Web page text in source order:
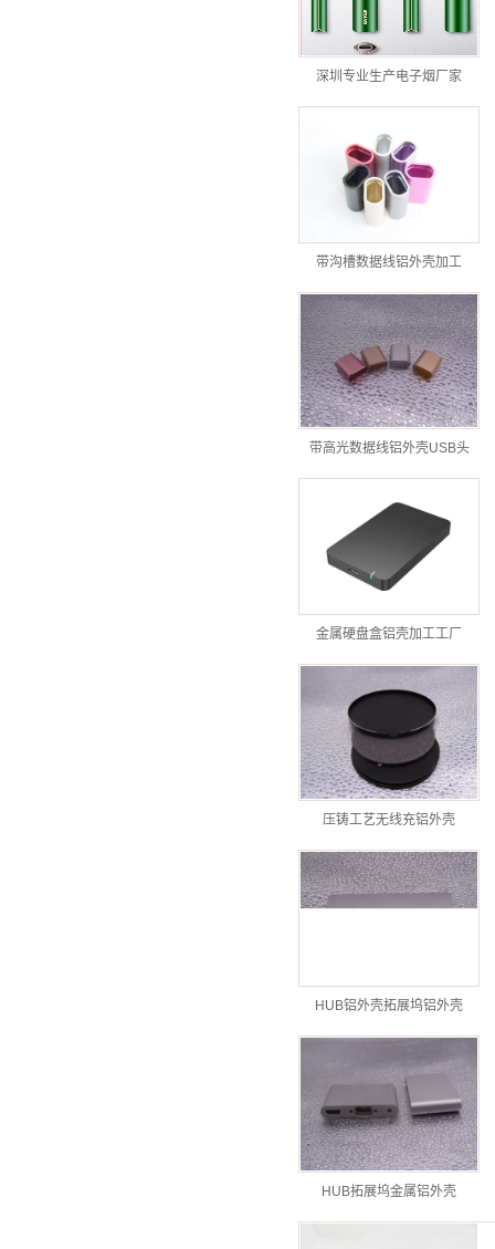
深圳专业生产电子烟厂家
带沟槽数据线铝外壳加工
带高光数据线铝外壳USB头
金属硬盘盒铝壳加工工厂
压铸工艺无线充铝外壳
HUB铝外壳拓展坞铝外壳
HUB拓展坞金属铝外壳